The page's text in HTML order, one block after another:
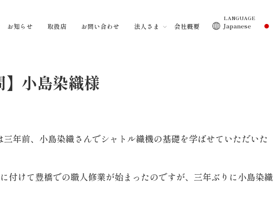
お知らせ 取扱店 お問い合わせ 法人さま 会社概要
LANGUAGE
Japanese
通
】小島染織様
年前、小島染織さんでシャトル織機の基礎を学ばせていただいた
付けて豊橋での職人修業が始まったのですが、三年ぶりに小島染織